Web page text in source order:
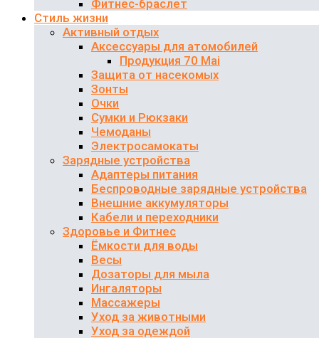
Фитнес-браслет
Стиль жизни
Активный отдых
Аксессуары для атомобилей
Продукция 70 Mai
Защита от насекомых
Зонты
Очки
Сумки и Рюкзаки
Чемоданы
Электросамокаты
Зарядные устройства
Адаптеры питания
Беспроводные зарядные устройства
Внешние аккумуляторы
Кабели и переходники
Здоровье и Фитнес
Ёмкости для воды
Весы
Дозаторы для мыла
Ингаляторы
Массажеры
Уход за животными
Уход за одеждой